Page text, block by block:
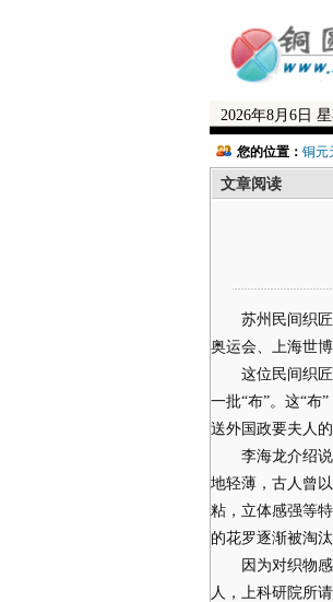
2026年8月6日
您的位置： 铜元
文章阅读
苏州民间织匠
奥运会、上海世
这位民间织匠
一批“布”。这“布
送外国政要夫人的
李海龙介绍说
地轻薄，古人曾
粘，立体感强等
的花罗逐渐被淘
因为对织物感
人，上科研院所